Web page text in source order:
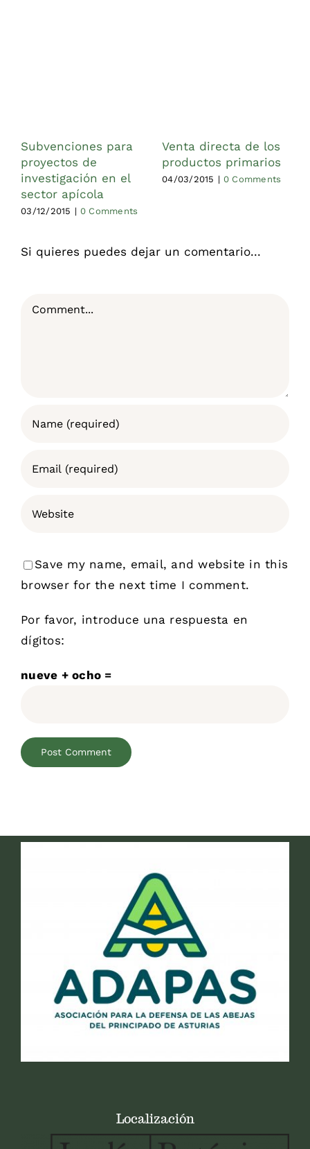
Subvenciones para
proyectos de
investigación en el
sector apícola
03/12/2015 | 0 Comments
Venta directa de los
productos primarios
04/03/2015 | 0 Comments
Si quieres puedes dejar un comentario...
Comment
Save my name, email, and website in this
browser for the next time I comment.
Por favor, introduce una respuesta en
dígitos:
nueve + ocho =
Localización